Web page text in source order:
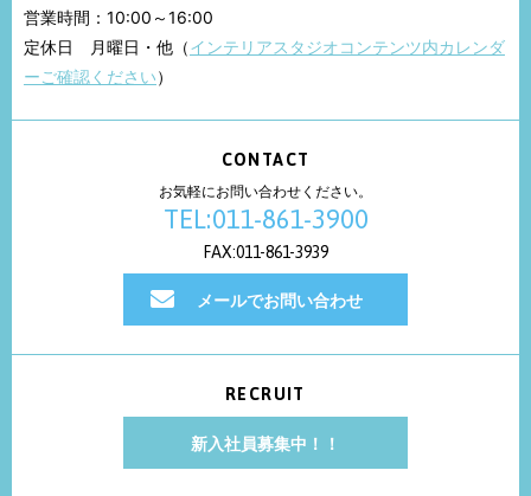
営業時間：10:00～16:00
定休日 月曜日・他（インテリアスタジオコンテンツ内カレンダ
ーご確認ください）
CONTACT
お気軽にお問い合わせください。
TEL:011-861-3900
FAX:011-861-3939
メールでお問い合わせ
RECRUIT
新入社員募集中！！